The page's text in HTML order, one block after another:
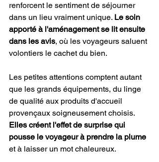
renforcent le sentiment de séjourner
dans un lieu vraiment unique. Le soin
apporté à l'aménagement se lit ensuite
dans les avis, où les voyageurs saluent
volontiers le cachet du bien.
Les petites attentions comptent autant
que les grands équipements, du linge
de qualité aux produits d'accueil
provençaux soigneusement choisis.
Elles créent l'effet de surprise qui
pousse le voyageur à prendre la plume
et à laisser un mot chaleureux.